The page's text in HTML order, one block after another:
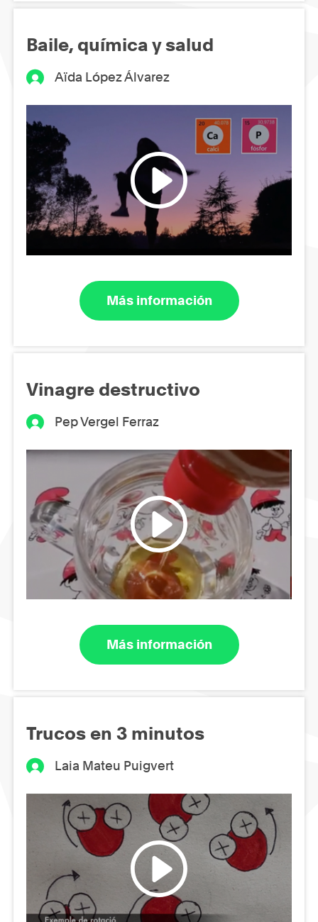
Baile, química y salud
Aïda López Álvarez
Más información
Vinagre destructivo
Pep Vergel Ferraz
Más información
Trucos en 3 minutos
Laia Mateu Puigvert